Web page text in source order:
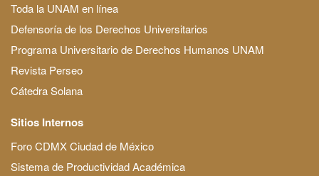
Toda la UNAM en línea
Defensoría de los Derechos Universitarios
Programa Universitario de Derechos Humanos UNAM
Revista Perseo
Cátedra Solana
Sitios Internos
Foro CDMX Ciudad de México
Sistema de Productividad Académica